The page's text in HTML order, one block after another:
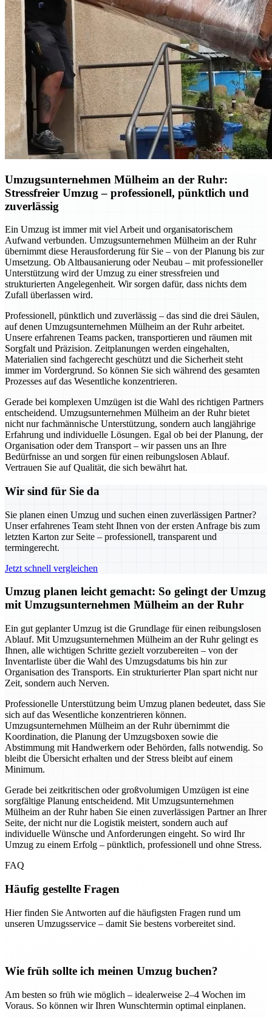
Umzugsunternehmen Mülheim an der Ruhr:
Stressfreier Umzug – professionell, pünktlich und
zuverlässig
Ein Umzug ist immer mit viel Arbeit und organisatorischem
Aufwand verbunden. Umzugsunternehmen Mülheim an der Ruhr
übernimmt diese Herausforderung für Sie – von der Planung bis zur
Umsetzung. Ob Altbausanierung oder Neubau – mit professioneller
Unterstützung wird der Umzug zu einer stressfreien und
strukturierten Angelegenheit. Wir sorgen dafür, dass nichts dem
Zufall überlassen wird.
Professionell, pünktlich und zuverlässig – das sind die drei Säulen,
auf denen Umzugsunternehmen Mülheim an der Ruhr arbeitet.
Unsere erfahrenen Teams packen, transportieren und räumen mit
Sorgfalt und Präzision. Zeitplanungen werden eingehalten,
Materialien sind fachgerecht geschützt und die Sicherheit steht
immer im Vordergrund. So können Sie sich während des gesamten
Prozesses auf das Wesentliche konzentrieren.
Gerade bei komplexen Umzügen ist die Wahl des richtigen Partners
entscheidend. Umzugsunternehmen Mülheim an der Ruhr bietet
nicht nur fachmännische Unterstützung, sondern auch langjährige
Erfahrung und individuelle Lösungen. Egal ob bei der Planung, der
Organisation oder dem Transport – wir passen uns an Ihre
Bedürfnisse an und sorgen für einen reibungslosen Ablauf.
Vertrauen Sie auf Qualität, die sich bewährt hat.
Wir sind für Sie da
Sie planen einen Umzug und suchen einen zuverlässigen Partner?
Unser erfahrenes Team steht Ihnen von der ersten Anfrage bis zum
letzten Karton zur Seite – professionell, transparent und
termingerecht.
Jetzt schnell vergleichen
Umzug planen leicht gemacht: So gelingt der Umzug
mit Umzugsunternehmen Mülheim an der Ruhr
Ein gut geplanter Umzug ist die Grundlage für einen reibungslosen
Ablauf. Mit Umzugsunternehmen Mülheim an der Ruhr gelingt es
Ihnen, alle wichtigen Schritte gezielt vorzubereiten – von der
Inventarliste über die Wahl des Umzugsdatums bis hin zur
Organisation des Transports. Ein strukturierter Plan spart nicht nur
Zeit, sondern auch Nerven.
Professionelle Unterstützung beim Umzug planen bedeutet, dass Sie
sich auf das Wesentliche konzentrieren können.
Umzugsunternehmen Mülheim an der Ruhr übernimmt die
Koordination, die Planung der Umzugsboxen sowie die
Abstimmung mit Handwerkern oder Behörden, falls notwendig. So
bleibt die Übersicht erhalten und der Stress bleibt auf einem
Minimum.
Gerade bei zeitkritischen oder großvolumigen Umzügen ist eine
sorgfältige Planung entscheidend. Mit Umzugsunternehmen
Mülheim an der Ruhr haben Sie einen zuverlässigen Partner an Ihrer
Seite, der nicht nur die Logistik meistert, sondern auch auf
individuelle Wünsche und Anforderungen eingeht. So wird Ihr
Umzug zu einem Erfolg – pünktlich, professionell und ohne Stress.
FAQ
Häufig gestellte Fragen
Hier finden Sie Antworten auf die häufigsten Fragen rund um
unseren Umzugsservice – damit Sie bestens vorbereitet sind.
Wie früh sollte ich meinen Umzug buchen?
Am besten so früh wie möglich – idealerweise 2–4 Wochen im
Voraus. So können wir Ihren Wunschtermin optimal einplanen.